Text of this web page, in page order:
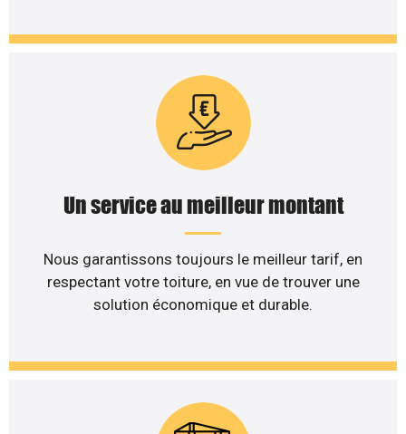
Un service au meilleur montant
Nous garantissons toujours le meilleur tarif, en
respectant votre toiture, en vue de trouver une
solution économique et durable.